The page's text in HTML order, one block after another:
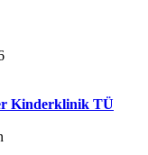
Kinderklinik TÜ